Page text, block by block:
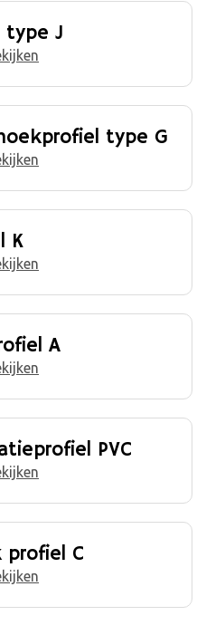
type J
type G
K
A
PVC
profiel C